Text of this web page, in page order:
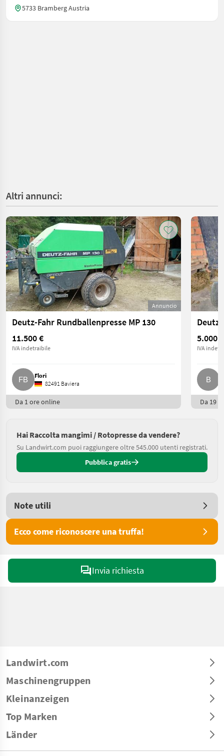
5733 Bramberg Austria
Altri annunci:
Annuncio
Deutz-Fahr Rundballenpresse MP 130
11.500 €
IVA indetraibile
Flori
82491 Baviera
Da 1 ore online
Deutz
5.000 €
IVA
Da 19
Hai Raccolta mangimi / Rotopresse da vendere?
Su Landwirt.com puoi raggiungere oltre 545.000 utenti registrati.
Pubblica gratis
Note utili
Ecco come riconoscere una truffa!
Invia richiesta
Landwirt.com
Maschinengruppen
Kleinanzeigen
Top Marken
Länder